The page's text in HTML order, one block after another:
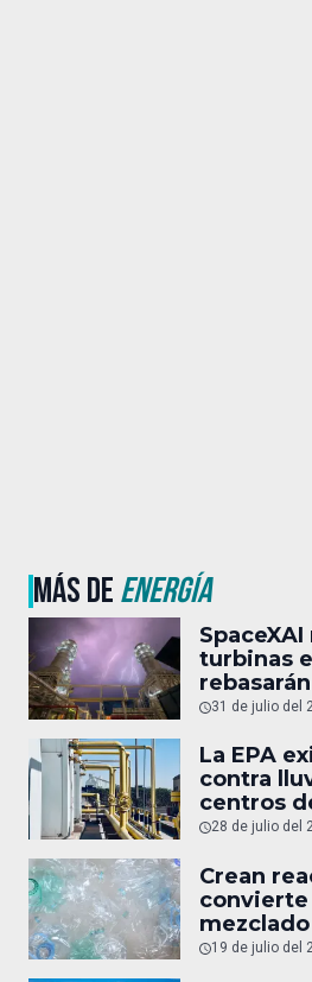
MÁS DEENERGÍA
turbinas
31 de julio del
La EPA
contra
centros
28 de julio del
Crean
19 de julio del